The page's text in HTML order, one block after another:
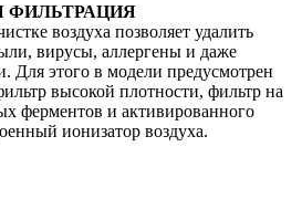
ФИЛЬТРАЦИЯ
воздуха позволяет удалить
вирусы, аллергены и даже
Для этого в модели предусмотрен
высокой плотности, фильтр на
ферментов и активированного
ионизатор воздуха.